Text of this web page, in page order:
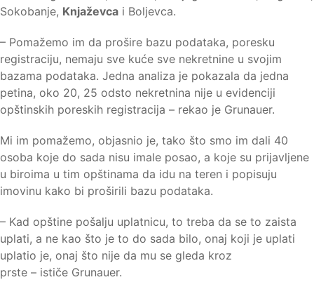
Sokobanje, Knjaževca i Boljevca.
– Pomažemo im da prošire bazu podataka, poresku
registraciju, nemaju sve kuće sve nekretnine u svojim
bazama podataka. Jedna analiza je pokazala da jedna
petina, oko 20, 25 odsto nekretnina nije u evidenciji
opštinskih poreskih registracija – rekao je Grunauer.
Mi im pomažemo, objasnio je, tako što smo im dali 40
osoba koje do sada nisu imale posao, a koje su prijavljene
u biroima u tim opštinama da idu na teren i popisuju
imovinu kako bi proširili bazu podataka.
– Kad opštine pošalju uplatnicu, to treba da se to zaista
uplati, a ne kao što je to do sada bilo, onaj koji je uplati
uplatio je, onaj što nije da mu se gleda kroz
prste – ističe Grunauer.